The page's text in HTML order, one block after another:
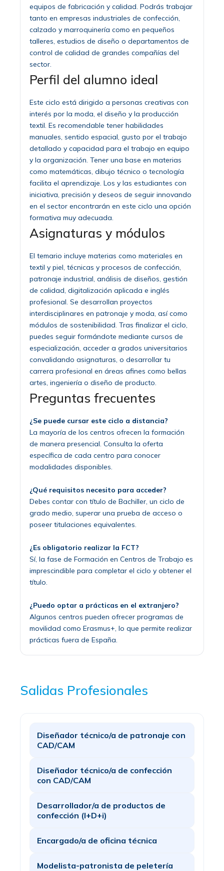
equipos de fabricación y calidad. Podrás trabajar
tanto en empresas industriales de confección,
calzado y marroquinería como en pequeños
talleres, estudios de diseño o departamentos de
control de calidad de grandes compañías del
sector.
Perfil del alumno ideal
Este ciclo está dirigido a personas creativas con
interés por la moda, el diseño y la producción
textil. Es recomendable tener habilidades
manuales, sentido espacial, gusto por el trabajo
detallado y capacidad para el trabajo en equipo
y la organización. Tener una base en materias
como matemáticas, dibujo técnico o tecnología
facilita el aprendizaje. Los y las estudiantes con
iniciativa, precisión y deseos de seguir innovando
en el sector encontrarán en este ciclo una opción
formativa muy adecuada.
Asignaturas y módulos
El temario incluye materias como materiales en
textil y piel, técnicas y procesos de confección,
patronaje industrial, análisis de diseños, gestión
de calidad, digitalización aplicada e inglés
profesional. Se desarrollan proyectos
interdisciplinares en patronaje y moda, así como
módulos de sostenibilidad. Tras finalizar el ciclo,
puedes seguir formándote mediante cursos de
especialización, acceder a grados universitarios
convalidando asignaturas, o desarrollar tu
carrera profesional en áreas afines como bellas
artes, ingeniería o diseño de producto.
Preguntas frecuentes
¿Se puede cursar este ciclo a distancia?
La mayoría de los centros ofrecen la formación
de manera presencial. Consulta la oferta
específica de cada centro para conocer
modalidades disponibles.
¿Qué requisitos necesito para acceder?
Debes contar con título de Bachiller, un ciclo de
grado medio, superar una prueba de acceso o
poseer titulaciones equivalentes.
¿Es obligatorio realizar la FCT?
Sí, la fase de Formación en Centros de Trabajo es
imprescindible para completar el ciclo y obtener el
título.
¿Puedo optar a prácticas en el extranjero?
Algunos centros pueden ofrecer programas de
movilidad como Erasmus+, lo que permite realizar
prácticas fuera de España.
Salidas Profesionales
Diseñador técnico/a de patronaje con
CAD/CAM
Diseñador técnico/a de confección
con CAD/CAM
Desarrollador/a de productos de
confección (I+D+i)
Encargado/a de oficina técnica
Modelista-patronista de peletería